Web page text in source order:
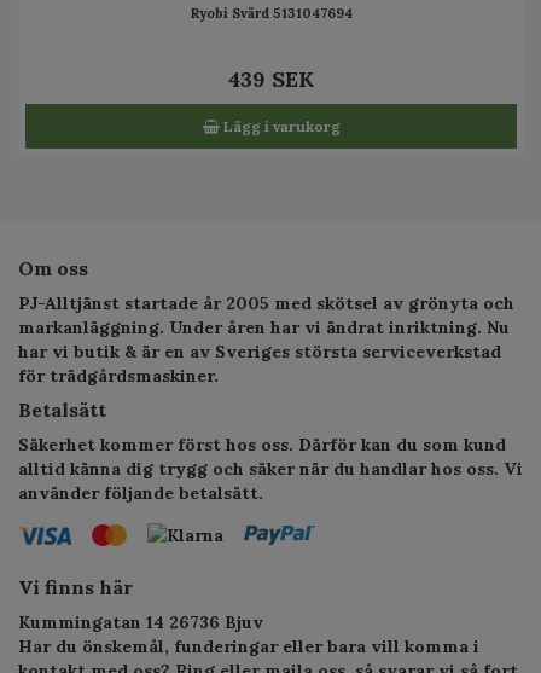
Ryobi Svärd 5131047694
439 SEK
Lägg i varukorg
Om oss
PJ-Alltjänst startade år 2005 med skötsel av grönyta och
markanläggning. Under åren har vi ändrat inriktning. Nu
har vi butik & är en av Sveriges största serviceverkstad
för trädgårdsmaskiner.
Betalsätt
Säkerhet kommer först hos oss. Därför kan du som kund
alltid känna dig trygg och säker när du handlar hos oss. Vi
använder följande betalsätt.
Vi finns här
Kummingatan 14 26736 Bjuv
Har du önskemål, funderingar eller bara vill komma i